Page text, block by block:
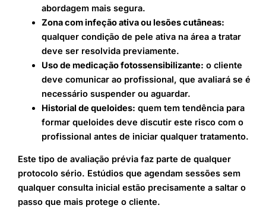
abordagem mais segura.
Zona com infeção ativa ou lesões cutâneas:
qualquer condição de pele ativa na área a tratar
deve ser resolvida previamente.
Uso de medicação fotossensibilizante: o cliente
deve comunicar ao profissional, que avaliará se é
necessário suspender ou aguardar.
Historial de queloides: quem tem tendência para
formar queloides deve discutir este risco com o
profissional antes de iniciar qualquer tratamento.
Este tipo de avaliação prévia faz parte de qualquer
protocolo sério. Estúdios que agendam sessões sem
qualquer consulta inicial estão precisamente a saltar o
passo que mais protege o cliente.